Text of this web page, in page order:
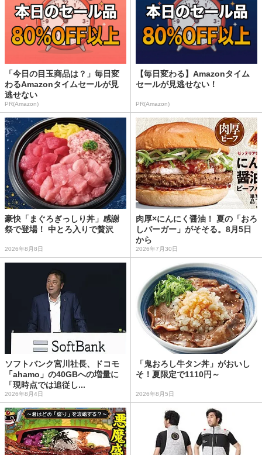
「今日の目玉商品は？」毎日変
わるAmazonタイムセールが見
逃せない
PR(Amazon)
【毎日変わる】Amazonタイム
セールが見逃せない！
PR(Amazon)
豪快「まぐろぎっしり丼」感謝
祭で登場！ 中とろ入りで贅沢
2026年8月8日
肉厚×にんにく醤油！ 夏の「おろ
しバーガー」がそそる。8月5日
から
2026年7月30日
ソフトバンク宮川社長、ドコモ
「ahamo」の40GBへの増量に
「現時点では追従し...
2026年8月4日
「鬼おろし牛タン丼」がおいし
そ！夏限定で1110円～
2026年8月5日